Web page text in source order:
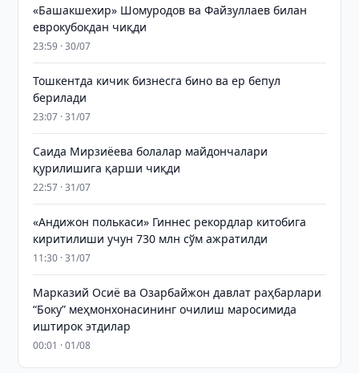
«Башакшехир» Шомуродов ва Файзуллаев билан
еврокубокдан чиқди
23:59 · 30/07
Тошкентда кичик бизнесга бино ва ер бепул
берилади
23:07 · 31/07
Саида Мирзиёева болалар майдончалари
қурилишига қарши чиқди
22:57 · 31/07
«Андижон полькаси» Гиннес рекордлар китобига
киритилиши учун 730 млн сўм ажратилди
11:30 · 31/07
Марказий Осиё ва Озарбайжон давлат раҳбарлари
“Боку” меҳмонхонасининг очилиш маросимида
иштирок этдилар
00:01 · 01/08